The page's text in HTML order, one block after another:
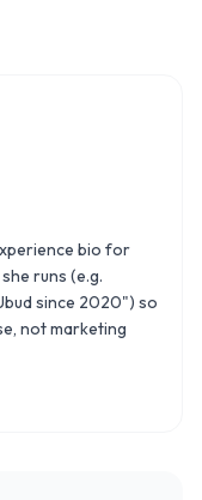
bio for
runs (e.g.
since 2020") so
not marketing